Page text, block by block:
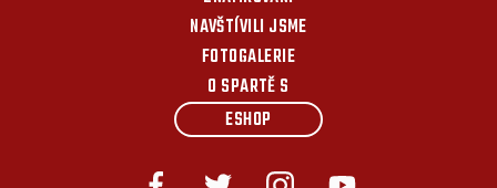
NAVŠTÍVILI JSME
FOTOGALERIE
O SPARTĚ S
ESHOP